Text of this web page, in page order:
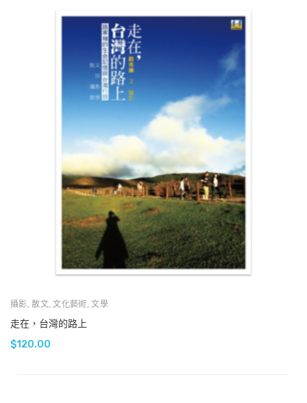
攝影 ,散文,文化藝術,文學
走在，台灣的路上
$120.00